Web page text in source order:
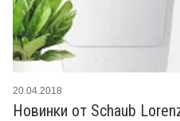
Новинки от Schaub
20.04.2018